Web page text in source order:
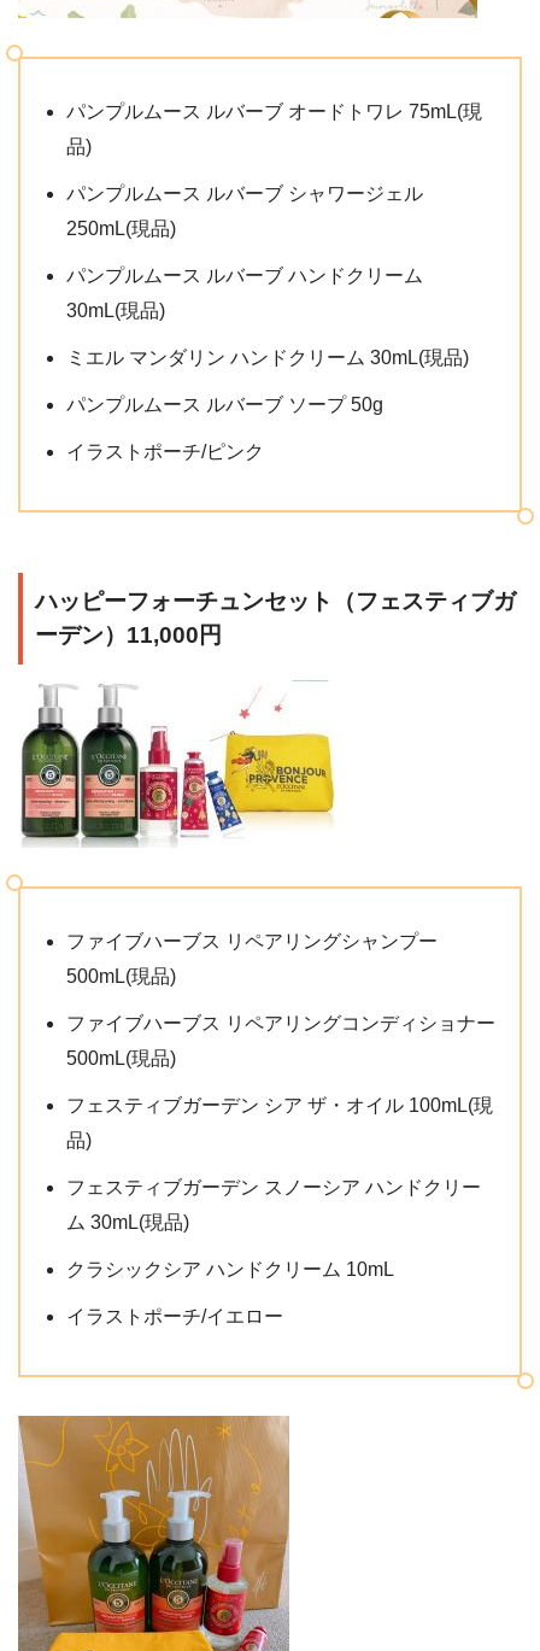
パンプルムース ルバーブ オードトワレ 75mL(現
品)
パンプルムース ルバーブ シャワージェル
250mL(現品)
パンプルムース ルバーブ ハンドクリーム
30mL(現品)
ミエル マンダリン ハンドクリーム 30mL(現品)
パンプルムース ルバーブ ソープ 50g
イラストポーチ/ピンク
ハッピーフォーチュンセット（フェスティブガ
ーデン）11,000円
ファイブハーブス リペアリングシャンプー
500mL(現品)
ファイブハーブス リペアリングコンディショナー
500mL(現品)
フェスティブガーデン シア ザ・オイル 100mL(現
品)
フェスティブガーデン スノーシア ハンドクリー
ム 30mL(現品)
クラシックシア ハンドクリーム 10mL
イラストポーチ/イエロー